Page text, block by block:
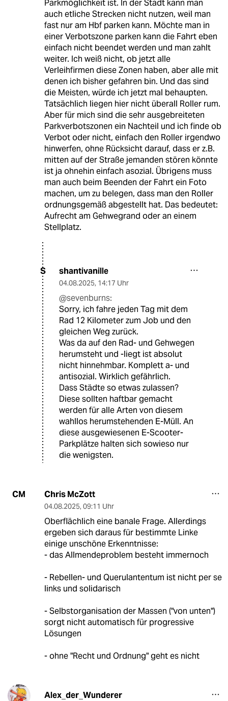
Parkmöglichkeit ist. In der Stadt kann man
auch etliche Strecken nicht nutzen, weil man
fast nur am Hbf parken kann. Möchte man in
einer Verbotszone parken kann die Fahrt eben
einfach nicht beendet werden und man zahlt
weiter. Ich weiß nicht, ob jetzt alle
Verleihfirmen diese Zonen haben, aber alle mit
denen ich bisher gefahren bin. Und das sind
die Meisten, würde ich jetzt mal behaupten.
Tatsächlich liegen hier nicht überall Roller rum.
Aber für mich sind die sehr ausgebreiteten
Parkverbotszonen ein Nachteil und ich finde ob
Verbot oder nicht, einfach den Roller irgendwo
hinwerfen, ohne Rücksicht darauf, dass er z.B.
mitten auf der Straße jemanden stören könnte
ist ja ohnehin einfach asozial. Übrigens muss
man auch beim Beenden der Fahrt ein Foto
machen, um zu belegen, dass man den Roller
ordnungsgemäß abgestellt hat. Das bedeutet:
Aufrecht am Gehwegrand oder an einem
Stellplatz.
S shantivanille
04.08.2025, 14:17 Uhr
@sevenburns:
Sorry, ich fahre jeden Tag mit dem
Rad 12 Kilometer zum Job und den
gleichen Weg zurück.
Was da auf den Rad- und Gehwegen
herumsteht und -liegt ist absolut
nicht hinnehmbar. Komplett a- und
antisozial. Wirklich gefährlich.
Dass Städte so etwas zulassen?
Diese sollten haftbar gemacht
werden für alle Arten von diesem
wahllos herumstehenden E-Müll. An
diese ausgewiesenen E-Scooter-
Parkplätze halten sich sowieso nur
die wenigsten.
CM Chris McZott
04.08.2025, 09:11 Uhr
Oberflächlich eine banale Frage. Allerdings
ergeben sich daraus für bestimmte Linke
einige unschöne Erkenntnisse:
- das Allmendeproblem besteht immernoch
- Rebellen- und Querulantentum ist nicht per se
links und solidarisch
- Selbstorganisation der Massen ("von unten")
sorgt nicht automatisch für progressive
Lösungen
- ohne "Recht und Ordnung" geht es nicht
Alex_der_Wunderer